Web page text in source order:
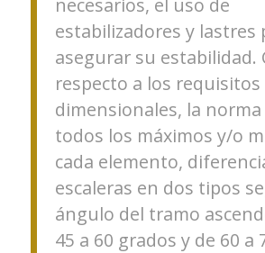
necesarios, el uso de
estabilizadores y lastres
asegurar su estabilidad.
respecto a los requisitos
dimensionales, la
todos los máximos y/o
cada elemento,
escaleras en dos tipos
ángulo del tramo
45 a 60 grados y de 60 a